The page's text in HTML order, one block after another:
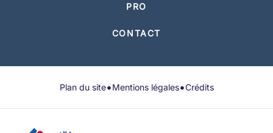
PRO
CONTACT
Plan du site•Mentions légales•Crédits